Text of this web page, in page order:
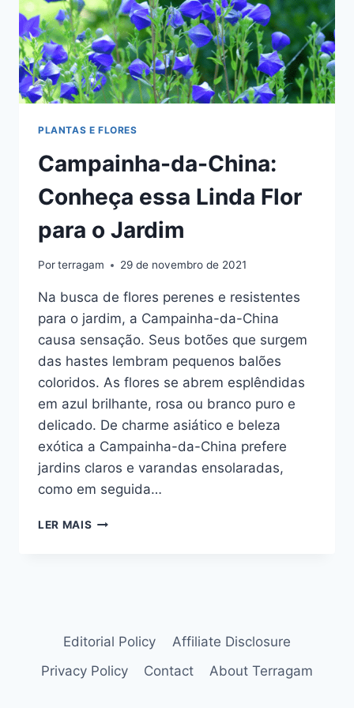
PLANTAS E FLORES
Campainha-da-China:
Conheça essa Linda Flor
para o Jardim
Porterragam 29 de novembro de 2021
Na busca de flores perenes e resistentes
para o jardim, a Campainha-da-China
causa sensação. Seus botões que surgem
das hastes lembram pequenos balões
coloridos. As flores se abrem esplêndidas
em azul brilhante, rosa ou branco puro e
delicado. De charme asiático e beleza
exótica a Campainha-da-China prefere
jardins claros e varandas ensolaradas,
como em seguida…
LER MAIS CAMPAINHA-
PARA
JARDIM
Editorial Policy
Affiliate Disclosure
Privacy Policy
Contact About Terragam